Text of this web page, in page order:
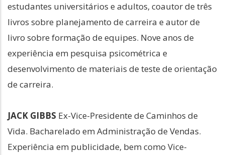
estudantes universitários e adultos, coautor de três
livros sobre planejamento de carreira e autor de
livro sobre formação de equipes. Nove anos de
experiência em pesquisa psicométrica e
desenvolvimento de materiais de teste de orientação
de carreira.
JACK GIBBS Ex-Vice-Presidente de Caminhos de
Vida. Bacharelado em Administração de Vendas.
Experiência em publicidade, bem como Vice-